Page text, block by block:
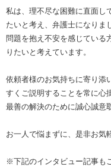
私は、理不尽な困難に直面し
たいと考え、弁護士になりま
問題を抱え不安を感じている
りたいと考えています。
依頼者様のお気持ちに寄り添
すくご説明することを常に心
最善の解決のために誠心誠意
お一人で悩まずに、是非お気
※下記のインタビュー記事も